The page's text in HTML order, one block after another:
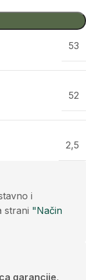
53
52
2,5
i
strani "Način
garancije,